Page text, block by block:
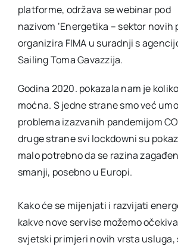
platforme, održava se webinar pod
nazivom ‘Energetika – sektor novih
organizira FIMA u suradnji s
Sailing Toma Gavazzija.
Godina 2020. pokazala nam je
moćna. S jedne strane smo već
problema izazvanih pandemijom
druge strane svi lockdowni su
malo potrebno da se razina
smanji, posebno u Europi.
Kako će se mijenjati i razvijati
kakve nove servise možemo
svjetski primjeri novih vrsta usluga,